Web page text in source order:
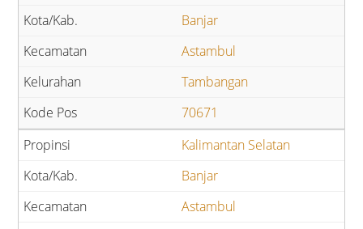
Banjar
Astambul
Tambangan
70671
Kalimantan Selatan
Banjar
Astambul